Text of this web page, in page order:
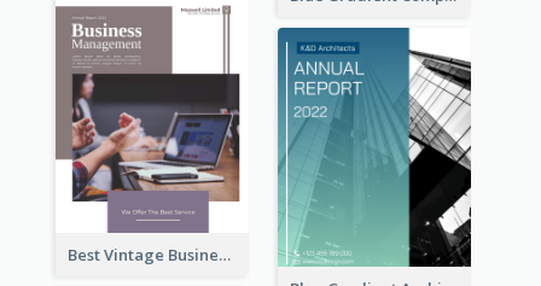
Best Vintage Business Report Design Template